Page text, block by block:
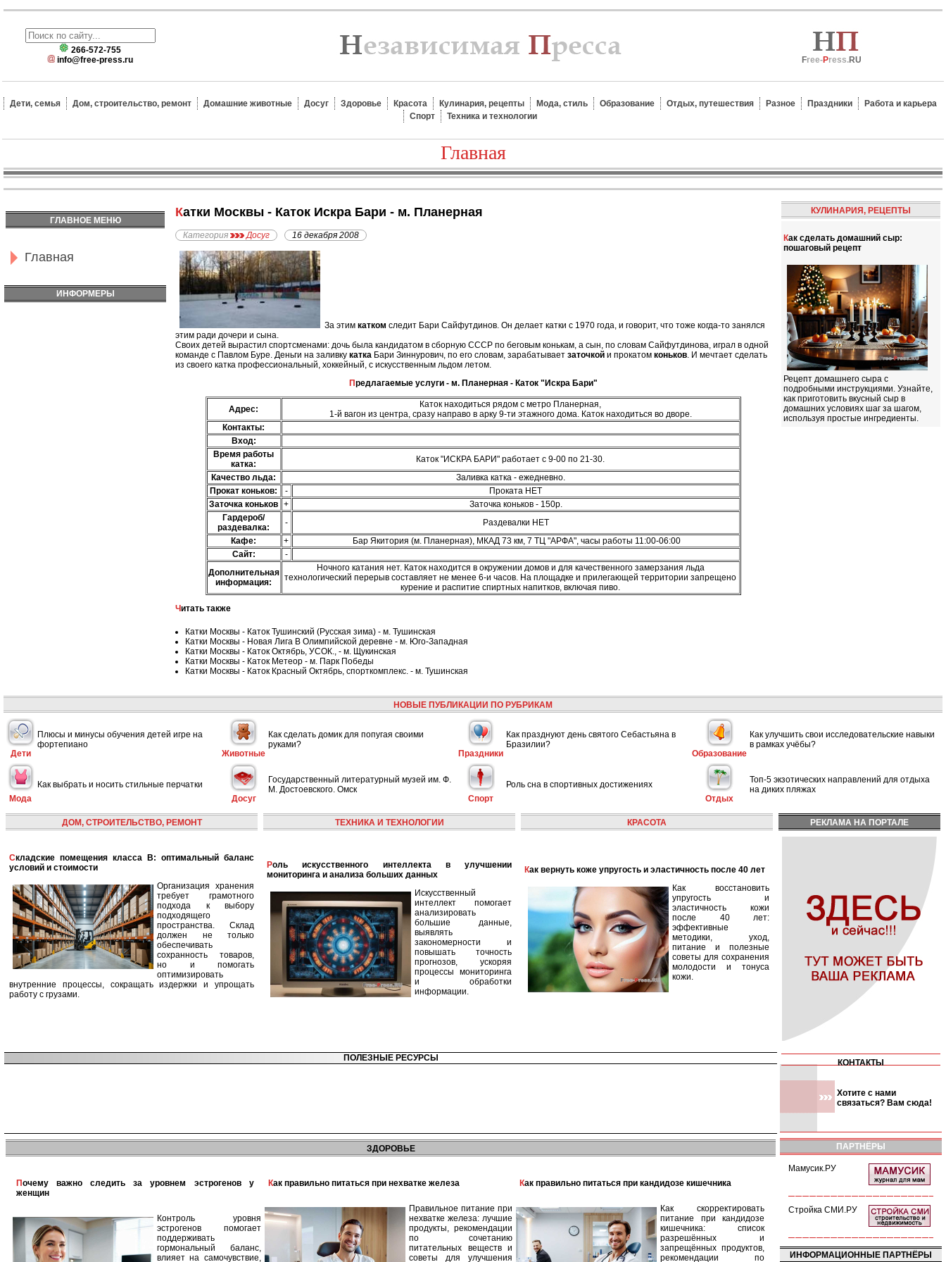
266-572-755
info@free-press.ru
Free-Press.RU
Дети, семья Дом, строительство, ремонт Домашние животные Досуг Здоровье Красота Кулинария, рецепты Мода, стиль Образование Отдых, путешествия Разное Праздники
Работа и карьера
Спорт
Техника и технологии
Главная
ГЛАВНОЕ МЕНЮ
Главная
ИНФОРМЕРЫ
Катки Москвы - Каток Искра Бари - м. Планерная
Категория Досуг 16 декабря 2008
За этим катком следит Бари Сайфутдинов. Он делает катки с 1970 года, и говорит, что тоже когда-то занялся
этим ради дочери и сына.
Своих детей вырастил спортсменами: дочь была кандидатом в сборную СССР по беговым конькам, а сын, по словам Сайфутдинова, играл в одной
команде с Павлом Буре. Деньги на заливку катка Бари Зиннурович, по его словам, зарабатывает заточкой и прокатом коньков. И мечтает сделать
из своего катка профессиональный, хоккейный, с искусственным льдом летом.
Предлагаемые услуги - м. Планерная - Каток "Искра Бари"
Адрес:
Каток находиться рядом с метро Планерная,
1-й вагон из центра, сразу направо в арку 9-ти этажного дома. Каток находиться во дворе.
Контакты:
Вход:
Время работы
катка:
Каток "ИСКРА БАРИ" работает с 9-00 по 21-30.
Качество льда:
Заливка катка - ежедневно.
Прокат коньков:
-
Проката НЕТ
Заточка коньков +
Заточка коньков - 150р.
Гардероб/
раздевалка:
-
Раздевалки НЕТ
Кафе:
+
Бар Якитория (м. Планерная), МКАД 73 км, 7 ТЦ "АРФА", часы работы 11:00-06:00
Сайт:
-
Дополнительная
информация:
Ночного катания нет. Каток находится в окружении домов и для качественного замерзания льда
технологический перерыв составляет не менее 6-и часов. На площадке и прилегающей территории запрещено
курение и распитие спиртных напитков, включая пиво.
Читать также
Катки Москвы - Каток Тушинский (Русская зима) - м. Тушинская
Катки Москвы - Новая Лига В Олимпийской деревне - м. Юго-Западная
Катки Москвы - Каток Октябрь, УСОК., - м. Щукинская
Катки Москвы - Каток Метеор - м. Парк Победы
Катки Москвы - Каток Красный Октябрь, спорткомплекс. - м. Тушинская
КУЛИНАРИЯ, РЕЦЕПТЫ
Как сделать домашний сыр:
пошаговый рецепт
Рецепт домашнего сыра с
подробными инструкциями. Узнайте,
как приготовить вкусный сыр в
домашних условиях шаг за шагом,
используя простые ингредиенты.
НОВЫЕ ПУБЛИКАЦИИ ПО РУБРИКАМ
Дети
Плюсы и минусы обучения детей игре на
фортепиано
Животные
Как сделать домик для попугая своими
руками?
Праздники
Как празднуют день святого Себастьяна в
Бразилии?
Образование
Как улучшить свои исследовательские навыки
в рамках учёбы?
Мода
Как выбрать и носить стильные перчатки
Досуг
Государственный литературный музей им. Ф.
М. Достоевского. Омск
Спорт
Роль сна в спортивных достижениях
Отдых
Топ-5 экзотических направлений для отдыха
на диких пляжах
ДОМ, СТРОИТЕЛЬСТВО, РЕМОНТ
Складские помещения класса B: оптимальный баланс
условий и стоимости
Организация хранения
требует грамотного
подхода к выбору
подходящего
пространства. Склад
должен не только
обеспечивать
сохранность товаров,
но и помогать
оптимизировать
внутренние процессы, сокращать издержки и упрощать
работу с грузами.
ТЕХНИКА И ТЕХНОЛОГИИ
Роль искусственного интеллекта в улучшении
мониторинга и анализа больших данных
Искусственный
интеллект помогает
анализировать
большие данные,
выявлять
закономерности и
повышать точность
прогнозов, ускоряя
процессы мониторинга
и обработки
информации.
КРАСОТА
Как вернуть коже упругость и эластичность после 40 лет
Как восстановить
упругость и
эластичность кожи
после 40 лет:
эффективные
методики, уход,
питание и полезные
советы для сохранения
молодости и тонуса
кожи.
РЕКЛАМА НА ПОРТАЛЕ
ПОЛЕЗНЫЕ РЕСУРСЫ КОНТАКТЫ
Хотите с нами
связаться? Вам сюда!
ЗДОРОВЬЕ
Почему важно следить за уровнем эстрогенов у
женщин
Контроль уровня
эстрогенов помогает
поддерживать
гормональный баланс,
влияет на самочувствие,
Как правильно питаться при нехватке железа
Правильное питание при
нехватке железа: лучшие
продукты, рекомендации
по сочетанию
питательных веществ и
советы для улучшения
Как правильно питаться при кандидозе кишечника
Как скорректировать
питание при кандидозе
кишечника: список
разрешённых и
запрещённых продуктов,
рекомендации по
ПАРТНЁРЫ
Мамусик.РУ
Стройка СМИ.РУ
ИНФОРМАЦИОННЫЕ ПАРТНЁРЫ